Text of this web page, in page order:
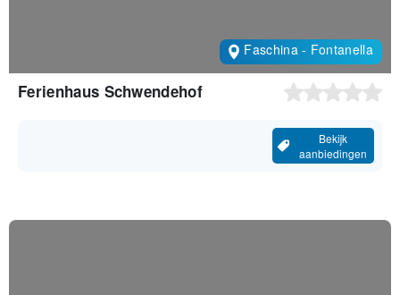
Faschina - Fontanella
Ferienhaus Schwendehof
Bekijk
aanbiedingen